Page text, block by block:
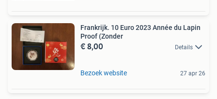
Frankrijk. 10 Euro 2023 Année du Lapin
Proof (Zonder
€ 8,00 Details
Bezoek website 27 apr 26